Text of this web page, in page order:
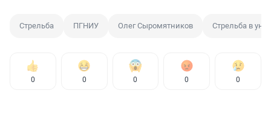
Стрельба ПГНИУ Олег Сыромятников Стрельба в
0 0 0 0 0